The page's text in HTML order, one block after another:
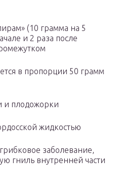
(10 грамма на 5
и 2 раза после
в пропорции 50 грамм
и плодожорки
жидкостью
заболевание,
гниль внутренней части